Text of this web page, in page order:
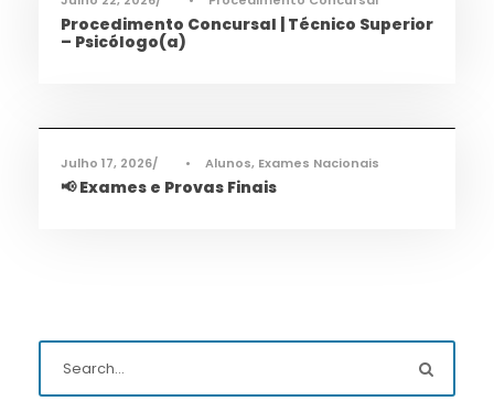
Procedimento Concursal | Técnico Superior
– Psicólogo(a)
Julho 17, 2026 • Alunos, Exames Nacionais
📢 Exames e Provas Finais